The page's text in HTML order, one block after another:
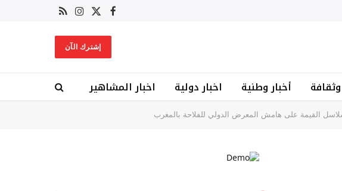
فيسبوك
X
الانستغرام
RSS
إشترك الآن
أخبار وطنية اخبار دولية اخبار المشاهير
سلاسل القيمة على هامش المعرض الدولي للفلاحة بالمغرب